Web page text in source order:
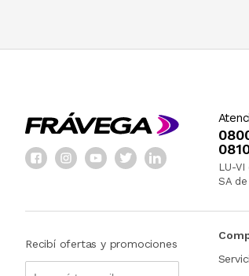
LU-
SA
Recibí ofertas y promociones